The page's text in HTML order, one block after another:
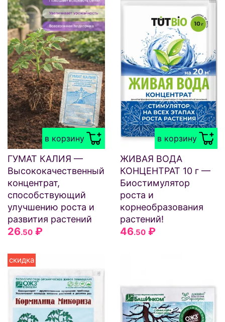
в корзину
ГУМАТ КАЛИЯ —
Высококачественный
концентрат,
способствующий
улучшению роста и
развития растений
26.50 ₽
в корзину
ЖИВАЯ ВОДА
КОНЦЕНТРАТ 10 г —
Биостимулятор
роста и
корнеобразования
растений!
46.50 ₽
скидка